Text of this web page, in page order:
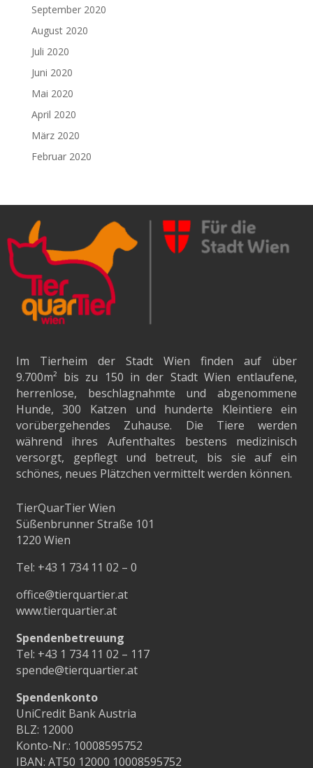
September 2020
August 2020
Juli 2020
Juni 2020
Mai 2020
April 2020
März 2020
Februar 2020
Im Tierheim der Stadt Wien finden auf über
9.700m² bis zu 150 in der Stadt Wien entlaufene,
herrenlose, beschlagnahmte und abgenommene
Hunde, 300 Katzen und hunderte Kleintiere ein
vorübergehendes Zuhause. Die Tiere werden
während ihres Aufenthaltes bestens medizinisch
versorgt, gepflegt und betreut, bis sie auf ein
schönes, neues Plätzchen vermittelt werden können.
TierQuarTier Wien
Süßenbrunner Straße 101
1220 Wien
Tel: +43 1 734 11 02 – 0
office@tierquartier.at
www.tierquartier.at
Spendenbetreuung
Tel: +43 1 734 11 02 – 117
spende@tierquartier.at
Spendenkonto
UniCredit Bank Austria
BLZ: 12000
Konto-Nr.: 10008595752
IBAN: AT50 12000 10008595752